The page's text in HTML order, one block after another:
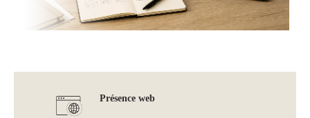
Présence web